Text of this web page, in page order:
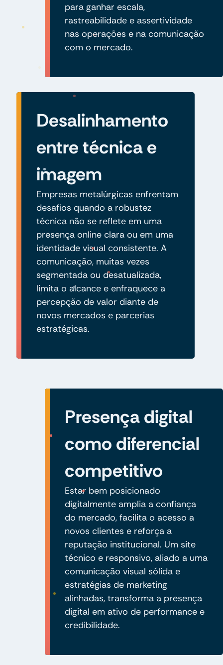
para ganhar escala,
rastreabilidade e assertividade
nas operações e na comunicação
com o mercado.
Desalinhamento
entre técnica e
imagem
Empresas metalúrgicas enfrentam
desafios quando a robustez
técnica não se reflete em uma
presença online clara ou em uma
identidade visual consistente. A
comunicação, muitas vezes
segmentada ou desatualizada,
limita o alcance e enfraquece a
percepção de valor diante de
novos mercados e parcerias
estratégicas.
Presença digital
como diferencial
competitivo
Estar bem posicionado
digitalmente amplia a confiança
do mercado, facilita o acesso a
novos clientes e reforça a
reputação institucional. Um site
técnico e responsivo, aliado a uma
comunicação visual sólida e
estratégias de marketing
alinhadas, transforma a presença
digital em ativo de performance e
credibilidade.